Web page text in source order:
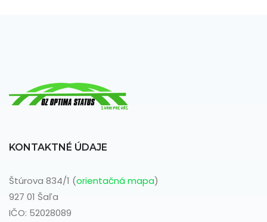
KONTAKTNÉ ÚDAJE
Štúrova 834/1 (orientačná mapa)
927 01 Šaľa
IČO: 52028089